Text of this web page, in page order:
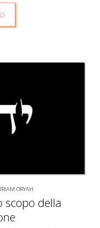
ORYAH
scopo della